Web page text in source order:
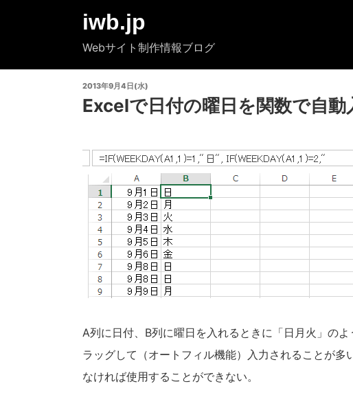
ツ
iwb.jp
Webサイト制作情報ブログ
投
日:
2013年9月4日(水)
Excelで日付の曜日を関数で自動
A列に日付、B列に曜日を入れるときに「日月火」の
ラッグして（オートフィル機能）入力されることが多
なければ使用することができない。